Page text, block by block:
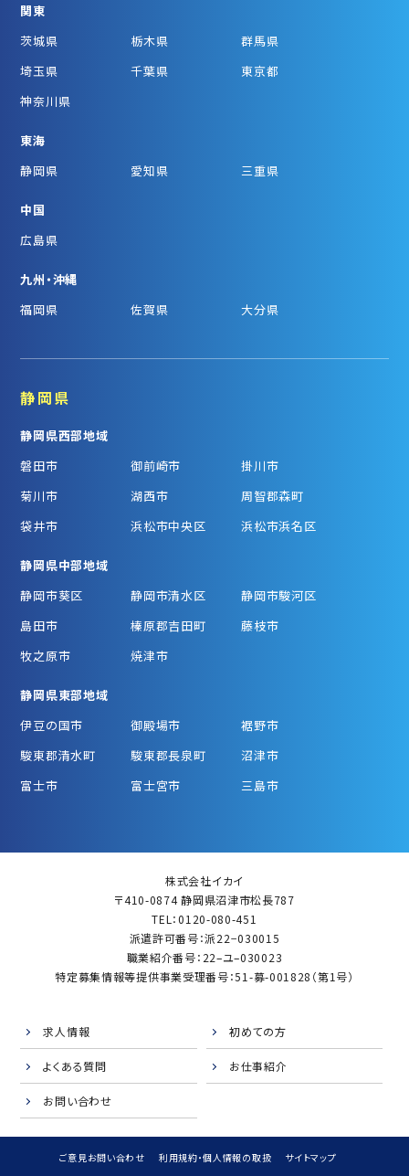
関東
茨城県
栃木県
群馬県
埼玉県
千葉県
東京都
神奈川県
東海
静岡県
愛知県 三重県
中国
広島県
九州・沖縄
福岡県
佐賀県 大分県
静岡県
静岡県西部地域
磐田市
御前崎市
掛川市
菊川市
湖西市
周智郡森町
袋井市
浜松市中央区 浜松市浜名区
静岡県中部地域
静岡市葵区
静岡市清水区
静岡市駿河区
島田市
榛原郡吉田町
藤枝市
牧之原市
焼津市
静岡県東部地域
伊豆の国市
御殿場市
裾野市
駿東郡清水町
駿東郡長泉町
沼津市
富士市
富士宮市 三島市
株式会社イカイ
〒410-0874 静岡県沼津市松長787
TEL：0120-080-451
派遣許可番号：派22−030015
職業紹介番号：22–ユ–030023
特定募集情報等提供事業受理番号：51-募-001828（第1号）
求人情報 初めての方
よくある質問 お仕事紹介
お問い合わせ
ご意見お問い合わせ 利用規約・個人情報の取扱
サイトマップ